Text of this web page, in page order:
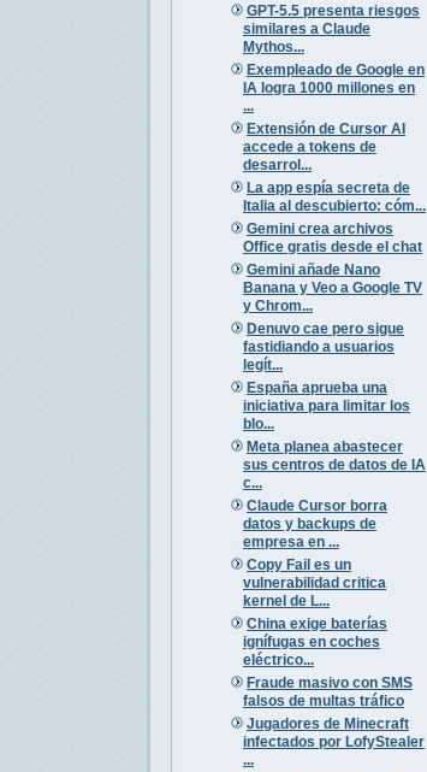
GPT-5.5 presenta riesgos
similares a Claude
Mythos...
Exempleado de Google en
IA logra 1000 millones en
...
Extensión de Cursor AI
accede a tokens de
desarrol...
La app espía secreta de
Italia al descubierto: cóm...
Gemini crea archivos
Office gratis desde el chat
Gemini añade Nano
Banana y Veo a Google TV
y Chrom...
Denuvo cae pero sigue
fastidiando a usuarios
legít...
España aprueba una
iniciativa para limitar los
blo...
Meta planea abastecer
sus centros de datos de IA
c...
Claude Cursor borra
datos y backups de
empresa en ...
Copy Fail es un
vulnerabilidad critica
kernel de L...
China exige baterías
ignífugas en coches
eléctrico...
Fraude masivo con SMS
falsos de multas tráfico
Jugadores de Minecraft
infectados por LofyStealer
...